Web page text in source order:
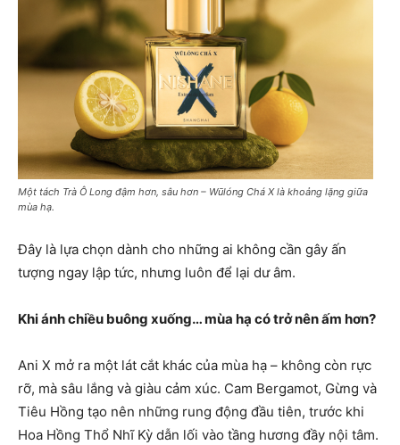
Một tách Trà Ô Long đậm hơn, sâu hơn – Wūlóng Chá X là khoảng lặng giữa
mùa hạ.
Đây là lựa chọn dành cho những ai không cần gây ấn
tượng ngay lập tức, nhưng luôn để lại dư âm.
Khi ánh chiều buông xuống… mùa hạ có trở nên ấm hơn?
Ani X mở ra một lát cắt khác của mùa hạ – không còn rực
rỡ, mà sâu lắng và giàu cảm xúc. Cam Bergamot, Gừng và
Tiêu Hồng tạo nên những rung động đầu tiên, trước khi
Hoa Hồng Thổ Nhĩ Kỳ dẫn lối vào tầng hương đầy nội tâm.